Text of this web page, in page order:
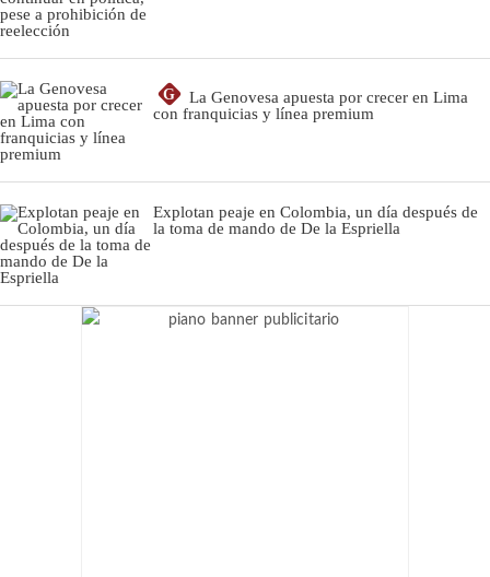
G
La Genovesa apuesta por crecer en Lima
con franquicias y línea premium
Explotan peaje en Colombia, un día después de
la toma de mando de De la Espriella